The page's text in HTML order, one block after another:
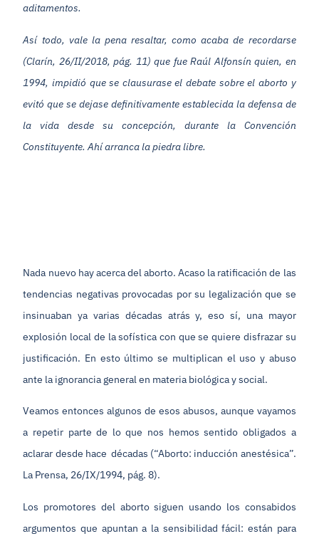
aditamentos.
Así todo, vale la pena resaltar, como acaba de recordarse
(Clarín, 26/II/2018, pág. 11) que fue Raúl Alfonsín quien, en
1994, impidió que se clausurase el debate sobre el aborto y
evitó que se dejase definitivamente establecida la defensa de
la vida desde su concepción, durante la Convención
Constituyente. Ahí arranca la piedra libre.
Nada nuevo hay acerca del aborto. Acaso la ratificación de las
tendencias negativas provocadas por su legalización que se
insinuaban ya varias décadas atrás y, eso sí, una mayor
explosión local de la sofística con que se quiere disfrazar su
justificación. En esto último se multiplican el uso y abuso
ante la ignorancia general en materia biológica y social.
Veamos entonces algunos de esos abusos, aunque vayamos
a repetir parte de lo que nos hemos sentido obligados a
aclarar desde hace décadas (“Aborto: inducción anestésica”.
La Prensa, 26/IX/1994, pág. 8).
Los promotores del aborto siguen usando los consabidos
argumentos que apuntan a la sensibilidad fácil: están para